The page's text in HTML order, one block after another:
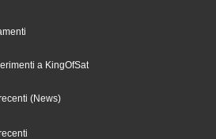
a KingOfSat
(News)